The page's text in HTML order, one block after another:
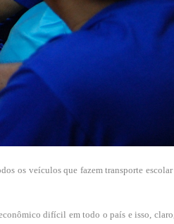
os veículos que fazem transporte
difícil em todo o país e isso,